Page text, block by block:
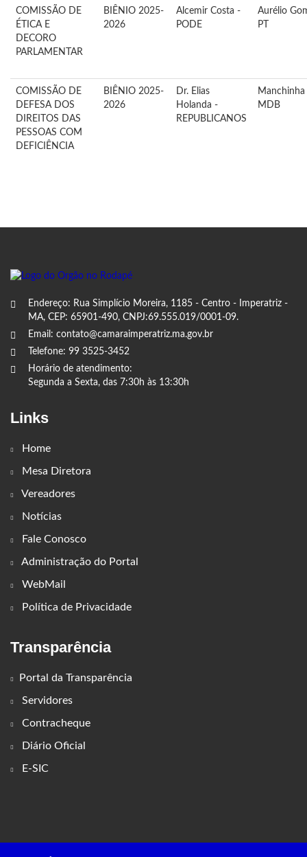
COMISSÃO DE
ÉTICA E
DECORO
PARLAMENTAR
BIÊNIO 2025-
2026
Alcemir Costa -
PODE
Aurélio
PT
COMISSÃO DE
DEFESA DOS
DIREITOS DAS
PESSOAS COM
DEFICIÊNCIA
BIÊNIO 2025-
2026
Dr. Elias
Holanda -
REPUBLICANOS
Manchinha
MDB
Endereço: Rua Simplício Moreira, 1185 - Centro - Imperatriz -
MA, CEP: 65901-490, CNPJ:69.555.019/0001-09.
Email: contato@camaraimperatriz.ma.gov.br
Telefone: 99 3525-3452
Horário de atendimento:
Segunda a Sexta, das 7:30h às 13:30h
Links
Home
Mesa Diretora
Vereadores
Notícias
Fale Conosco
Administração do Portal
WebMail
Política de Privacidade
Transparência
Portal da Transparência
Servidores
Contracheque
Diário Oficial
E-SIC